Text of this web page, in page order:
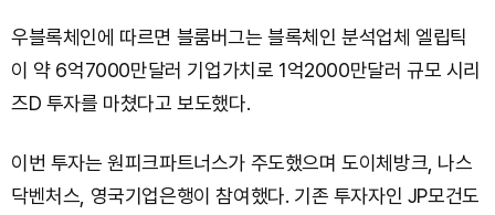
우블록체인에 따르면 블룸버그는 블록체인 분석업체 엘립틱
이 약 6억7000만달러 기업가치로 1억2000만달러 규모 시리
즈D 투자를 마쳤다고 보도했다.
이번 투자는 원피크파트너스가 주도했으며 도이체방크, 나스
닥벤처스, 영국기업은행이 참여했다. 기존 투자자인 JP모건도